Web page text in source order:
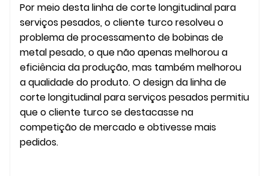
Por meio desta linha de corte longitudinal para
serviços pesados, o cliente turco resolveu o
problema de processamento de bobinas de
metal pesado, o que não apenas melhorou a
eficiência da produção, mas também melhorou
a qualidade do produto. O design da linha de
corte longitudinal para serviços pesados ​​permitiu
que o cliente turco se destacasse na
competição de mercado e obtivesse mais
pedidos.